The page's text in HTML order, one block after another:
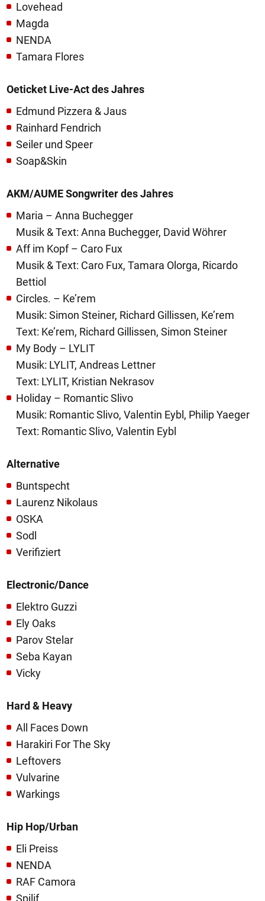
Lovehead
Magda
NENDA
Tamara Flores
Oeticket Live-Act des Jahres
Edmund Pizzera & Jaus
Rainhard Fendrich
Seiler und Speer
Soap&Skin
AKM/AUME Songwriter des Jahres
Maria – Anna Buchegger
Musik & Text: Anna Buchegger, David Wöhrer
Aff im Kopf – Caro Fux
Musik & Text: Caro Fux, Tamara Olorga, Ricardo
Bettiol
Circles. – Ke’rem
Musik: Simon Steiner, Richard Gillissen, Ke’rem
Text: Ke’rem, Richard Gillissen, Simon Steiner
My Body – LYLIT
Musik: LYLIT, Andreas Lettner
Text: LYLIT, Kristian Nekrasov
Holiday – Romantic Slivo
Musik: Romantic Slivo, Valentin Eybl, Philip Yaeger
Text: Romantic Slivo, Valentin Eybl
Alternative
Buntspecht
Laurenz Nikolaus
OSKA
Sodl
Verifiziert
Electronic/Dance
Elektro Guzzi
Ely Oaks
Parov Stelar
Seba Kayan
Vicky
Hard & Heavy
All Faces Down
Harakiri For The Sky
Leftovers
Vulvarine
Warkings
Hip Hop/Urban
Eli Preiss
NENDA
RAF Camora
Spilif